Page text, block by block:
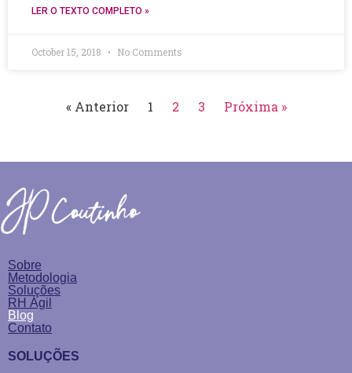
LER O TEXTO COMPLETO »
October 15, 2018 No Comments
« Anterior 1 2 3 Próxima »
Sobre
Metodologia
Soluções
RH Ágil
Blog
Contato
SOLUÇÕES